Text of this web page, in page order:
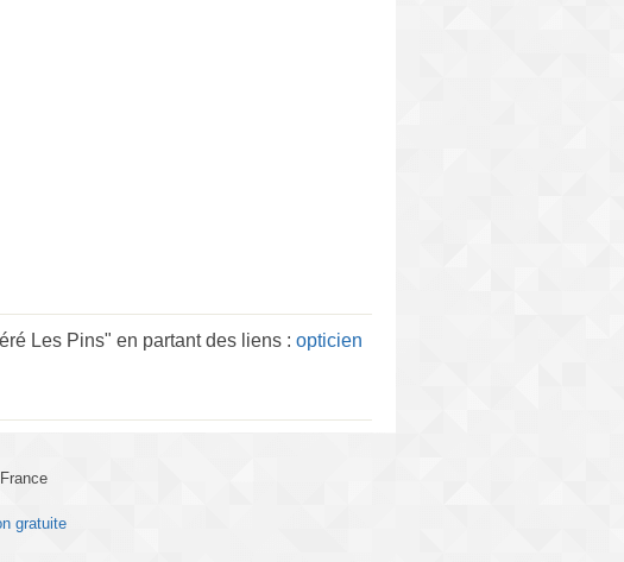
Les Pins" en partant des liens : opticien
gratuite